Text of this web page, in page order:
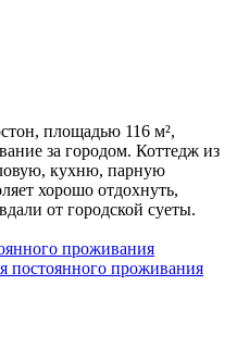
площадью 116 м²,
за городом. Коттедж из
кухню, парную
хорошо отдохнуть,
от городской суеты.
проживания